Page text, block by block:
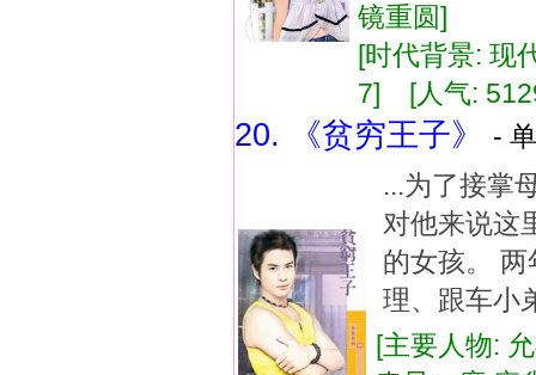
镜重圆]
[时代背景:
7] [人气:
20. 《贫穷王子》
-
...为了接掌
对他来说这
的女孩。
理、跟车小
[主要人物: